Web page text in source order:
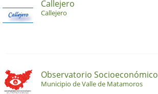
Callejero
Callejero
Observatorio Socioeconómico
Municipio de Valle de Matamoros